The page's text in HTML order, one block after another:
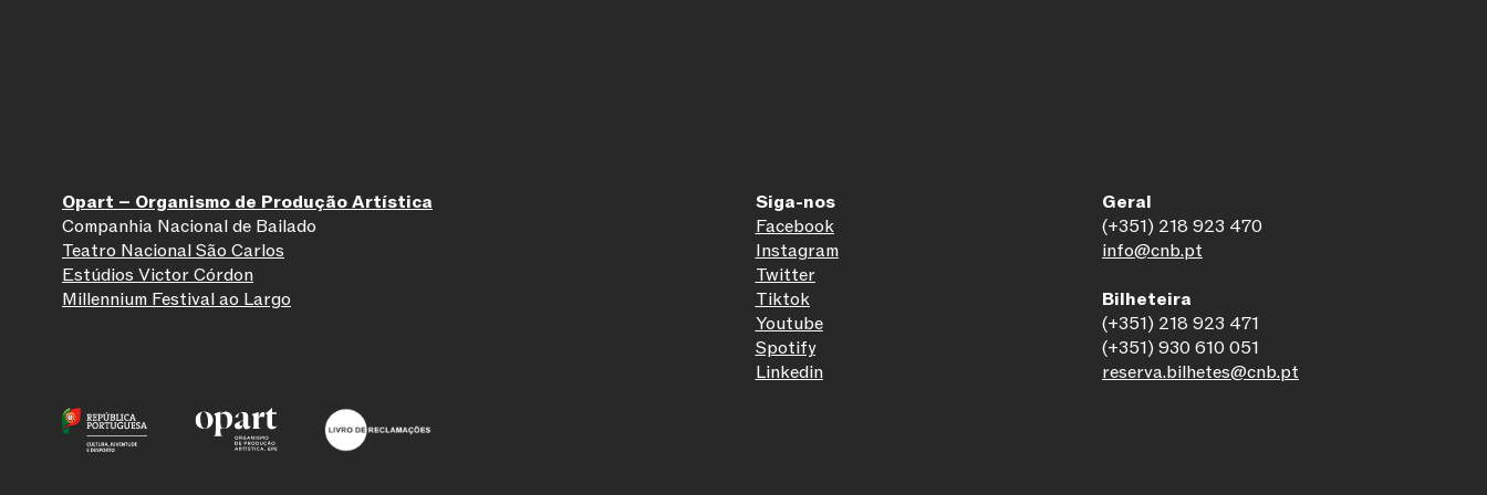
Opart – Organismo de Produção Artística
Companhia Nacional de Bailado
Teatro Nacional São Carlos
Estúdios Victor Córdon
Millennium Festival ao Largo
Siga-nos
Facebook
Instagram
Twitter
Tiktok
Youtube
Spotify
Linkedin
Geral
(+351) 218 923 470
info@cnb.pt
Bilheteira
(+351) 218 923 471
(+351) 930 610 051
reserva.bilhetes@cnb.pt